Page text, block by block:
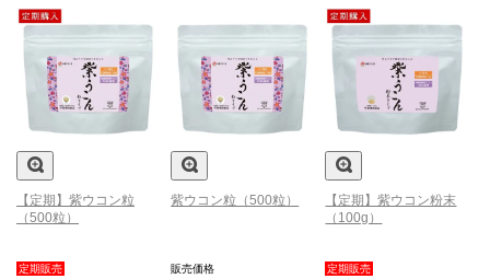
【定期】紫ウコン粒
（500粒）
定期販売
紫ウコン粒（500粒）
販売価格
【定期】紫ウコン粉末
（100g）
定期販売